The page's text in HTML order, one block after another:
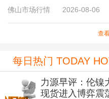
佛山市场行情 2026-08-06
查
每日热门 TODAY
力源早评：伦镍
现货进入博弈震